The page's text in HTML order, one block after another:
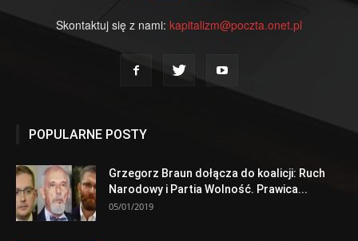
Skontaktuj się z nami: kapitalizm@poczta.onet.pl
POPULARNE POSTY
Grzegorz Braun dołącza do koalicji: Ruch
Narodowy i Partia Wolność. Prawica...
05/01/2019